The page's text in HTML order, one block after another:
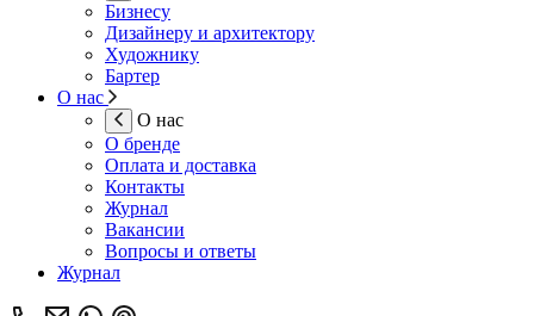
Бизнесу
Дизайнеру и архитектору
Художнику
Бартер
О нас
О нас
О бренде
Оплата и доставка
Контакты
Журнал
Вакансии
Вопросы и ответы
Журнал